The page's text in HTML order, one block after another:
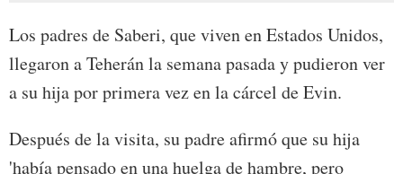
Los padres de Saberi, que viven en Estados Unidos,
llegaron a Teherán la semana pasada y pudieron ver
a su hija por primera vez en la cárcel de Evin.
Después de la visita, su padre afirmó que su hija
'había pensado en una huelga de hambre, pero